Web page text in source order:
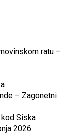
ratu –
– Zagonetni
kod Siska
2026.